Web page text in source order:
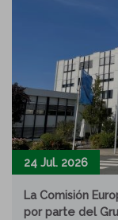
24 Jul. 2026
La Comisión
por parte del